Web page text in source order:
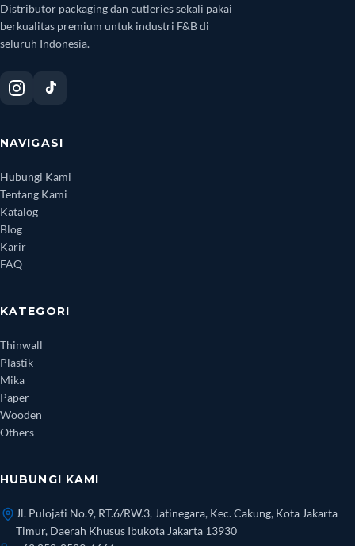
Distributor packaging dan cutleries sekali pakai
berkualitas premium untuk industri F&B di
seluruh Indonesia.
NAVIGASI
Hubungi Kami
Tentang Kami
Katalog
Blog
Karir
FAQ
KATEGORI
Thinwall
Plastik
Mika
Paper
Wooden
Others
HUBUNGI KAMI
Jl. Pulojati No.9, RT.6/RW.3, Jatinegara, Kec. Cakung, Kota Jakarta
Timur, Daerah Khusus Ibukota Jakarta 13930